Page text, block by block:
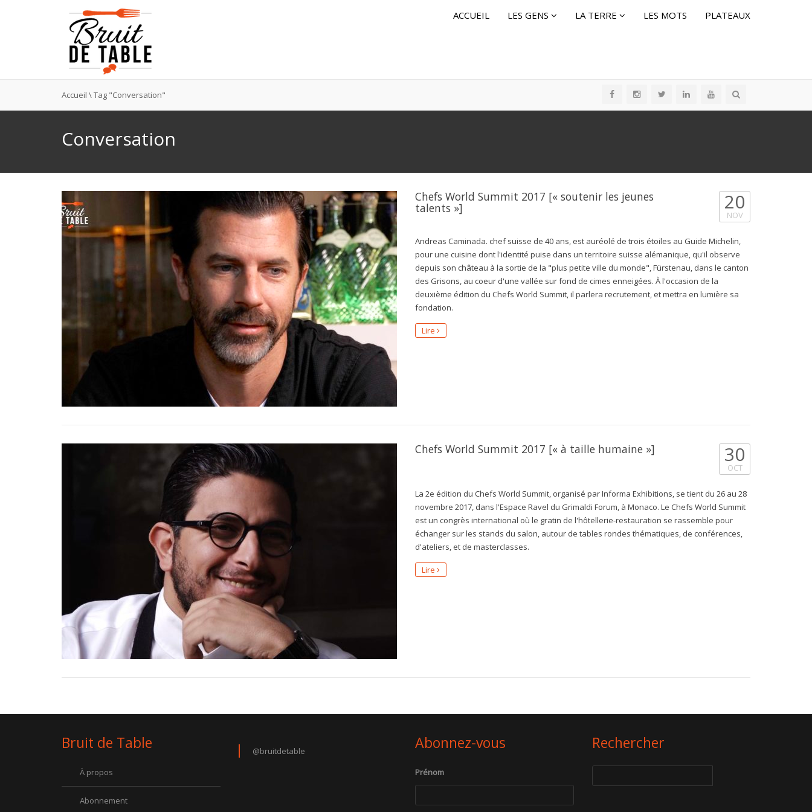
ACCUEIL LES GENS LA TERRE LES MOTS PLATEAUX
Accueil \Tag "Conversation"
Conversation
Chefs World Summit 2017 [« soutenir les jeunes
talents »] 20
NOV
Andreas Caminada. chef suisse de 40 ans, est auréolé de trois étoiles au Guide Michelin,
pour une cuisine dont l'identité puise dans un territoire suisse alémanique, qu'il observe
depuis son château à la sortie de la "plus petite ville du monde", Fürstenau, dans le canton
des Grisons, au coeur d'une vallée sur fond de cimes enneigées. À l'occasion de la
deuxième édition du Chefs World Summit, il parlera recrutement, et mettra en lumière sa
fondation.
Lire
Chefs World Summit 2017 [« à taille humaine »] 30
OCT
La 2e édition du Chefs World Summit, organisé par Informa Exhibitions, se tient du 26 au 28
novembre 2017, dans l'Espace Ravel du Grimaldi Forum, à Monaco. Le Chefs World Summit
est un congrès international où le gratin de l'hôtellerie-restauration se rassemble pour
échanger sur les stands du salon, autour de tables rondes thématiques, de conférences,
d'ateliers, et de masterclasses.
Lire
Bruit de Table
À propos
Abonnement
@bruitdetable Abonnez-vous
Prénom
Rechercher